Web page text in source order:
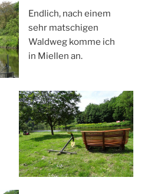
Endlich, nach einem
sehr matschigen
Waldweg komme ich
in Miellen an.